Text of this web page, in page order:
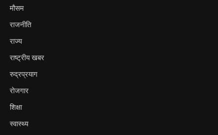
मौसम
राजनीति
राज्य
राष्ट्रीय खबर
रुद्रप्रयाग
रोजगार
शिक्षा
स्वास्थ्य